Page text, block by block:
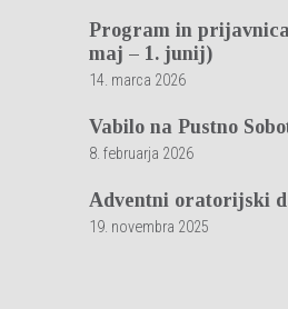
Program in
maj – 1. junij)
14. marca 2026
Vabilo na Pustno
8. februarja 2026
Adventni oratorijski
19. novembra 2025